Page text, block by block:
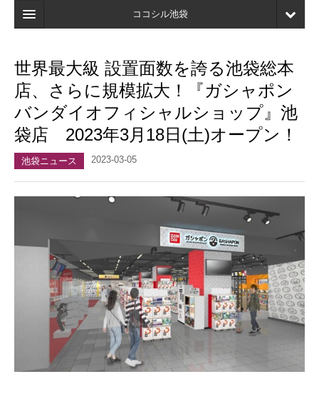
ココシル池袋
検索
店舗・施設最新情報
口コミ
マイページ
世界最大級 設置面数を誇る池袋総本
店、さらに規模拡大！『ガシャポン
バンダイオフィシャルショップ』池
袋店 2023年3月18日(土)オープン！
池袋ニュース 2023-03-05